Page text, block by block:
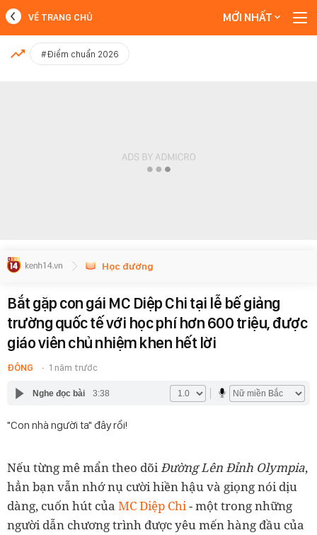
MỚI NHẤT
VỀ TRANG CHỦ MỚI NHẤT
#Điểm chuẩn 2026
Học đường
Bắt gặp con gái MC Diệp Chi tại lễ bế giảng
trường quốc tế với học phí hơn 600 triệu, được
giáo viên chủ nhiệm khen hết lời
ĐÔNG 1 năm trước
Nghe đọc bài 3:38
"Con nhà người ta" đây rồi!
Nếu từng mê mẩn theo dõiĐường Lên Đỉnh Olympia,
hẳn bạn vẫn nhớ nụ cười hiền hậu và giọng nói dịu
dàng, cuốn hút của MC Diệp Chi- một trong những
người dẫn chương trình được yêu mến hàng đầu của